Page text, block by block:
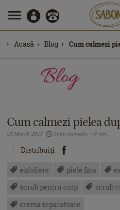
Acasă Blog Cum calmezi
Cum calmezi pielea
28 March 2023 Timp estimativ: ~8 min.
Distribuiţi
exfoliere piele fina
scrub pentru corp
scrub
crema reparatoare